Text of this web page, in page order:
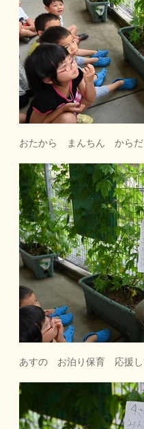
おたから まんちん から
あすの お泊り保育 応援し